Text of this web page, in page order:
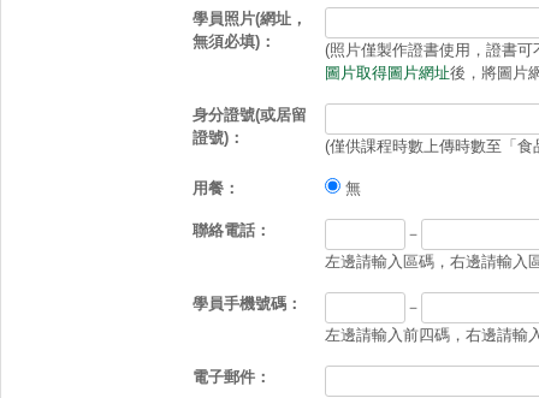
學員照片(網址，
無須必填)：
(照片僅製作證書使用，證書
圖片取得圖片網址後，將圖片
身分證號(或居留
證號)：
(僅供課程時數上傳時數至「
用餐： 無
聯絡電話：
－
左邊請輸入區碼，右邊請輸入
學員手機號碼：
－
左邊請輸入前四碼，右邊請輸
電子郵件：